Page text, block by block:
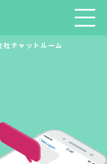
チャットルーム